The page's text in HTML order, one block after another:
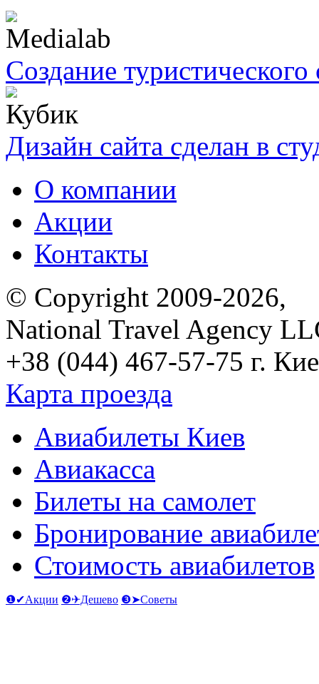
Создание туристического
Дизайн сайта сделан в
О компании
Акции
Контакты
© Copyright 2009-2026,
National Travel Agency
+38 (044) 467-57-75 г.
Карта проезда
Авиабилеты Киев
Авиакасса
Билеты на самолет
Бронирование
Стоимость авиабилетов
❶✔Акции ❷✈Дешево ❸➤Советы